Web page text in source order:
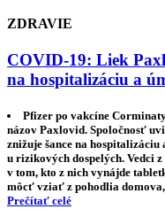
ZDRAVIE
COVID-19: Liek
na hospitalizáciu a
Pfizer po vakcíne
názov Paxlovid. Spoločnosť
znižuje šance na
u rizikových dospelých. Vedci
v tom, kto z nich vynájde
môcť vziať z pohodlia
Prečítať celé